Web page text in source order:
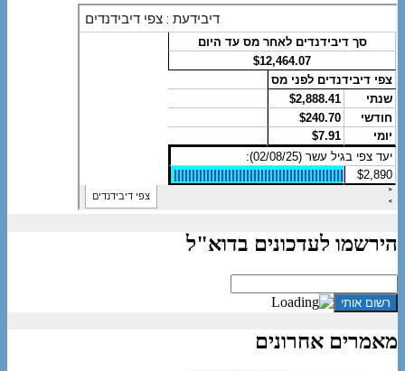
הירשמו לעדכונים בדוא"ל
מאמרים אחרונים